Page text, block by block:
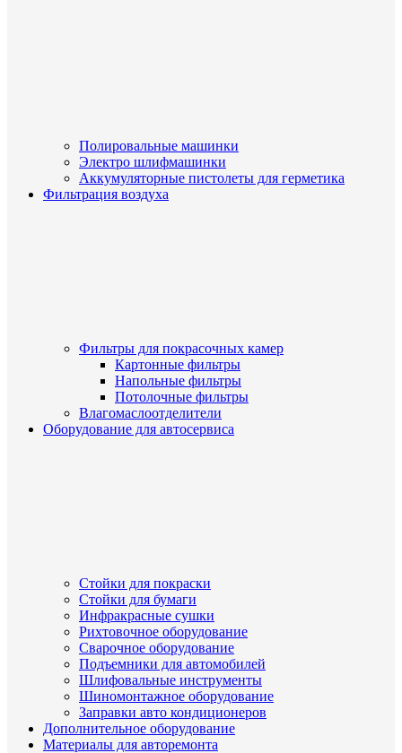
Полировальные машинки
Электро шлифмашинки
Аккумуляторные пистолеты для герметика
Фильтрация воздуха
Фильтры для покрасочных камер
Картонные фильтры
Напольные фильтры
Потолочные фильтры
Влагомаслоотделители
Оборудование для автосервиса
Стойки для покраски
Стойки для бумаги
Инфракрасные сушки
Рихтовочное оборудование
Сварочное оборудование
Подъемники для автомобилей
Шлифовальные инструменты
Шиномонтажное оборудование
Заправки авто кондиционеров
Дополнительное оборудование
Материалы для авторемонта